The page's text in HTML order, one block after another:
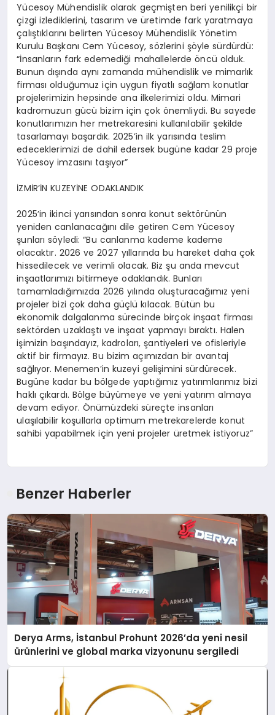
Yücesoy Mühendislik olarak geçmişten beri yenilikçi bir
çizgi izlediklerini, tasarım ve üretimde fark yaratmaya
çalıştıklarını belirten Yücesoy Mühendislik Yönetim
Kurulu Başkanı Cem Yücesoy, sözlerini şöyle sürdürdü:
“İnsanların fark edemediği mahallelerde öncü olduk.
Bunun dışında aynı zamanda mühendislik ve mimarlık
firması olduğumuz için uygun fiyatlı sağlam konutlar
projelerimizin hepsinde ana ilkelerimizi oldu. Mimari
kadromuzun gücü bizim için çok önemliydi. Bu sayede
konutlarımızın her metrekaresini kullanılabilir şekilde
tasarlamayı başardık. 2025’in ilk yarısında teslim
edeceklerimizi de dahil edersek bugüne kadar 29 proje
Yücesoy imzasını taşıyor”
İZMİR’İN KUZEYİNE ODAKLANDIK
2025’in ikinci yarısından sonra konut sektörünün
yeniden canlanacağını dile getiren Cem Yücesoy
şunları söyledi: “Bu canlanma kademe kademe
olacaktır. 2026 ve 2027 yıllarında bu hareket daha çok
hissedilecek ve verimli olacak. Biz şu anda mevcut
inşaatlarımızı bitirmeye odaklandık. Bunları
tamamladığımızda 2026 yılında oluşturacağımız yeni
projeler bizi çok daha güçlü kılacak. Bütün bu
ekonomik dalgalanma sürecinde birçok inşaat firması
sektörden uzaklaştı ve inşaat yapmayı bıraktı. Halen
işimizin başındayız, kadroları, şantiyeleri ve ofisleriyle
aktif bir firmayız. Bu bizim açımızdan bir avantaj
sağlıyor. Menemen’in kuzeyi gelişimini sürdürecek.
Bugüne kadar bu bölgede yaptığımız yatırımlarımız bizi
haklı çıkardı. Bölge büyümeye ve yeni yatırım almaya
devam ediyor. Önümüzdeki süreçte insanları
ulaşılabilir koşullarla optimum metrekarelerde konut
sahibi yapabilmek için yeni projeler üretmek istiyoruz”
Benzer Haberler
Derya Arms, İstanbul Prohunt 2026’da yeni nesil
ürünlerini ve global marka vizyonunu sergiledi